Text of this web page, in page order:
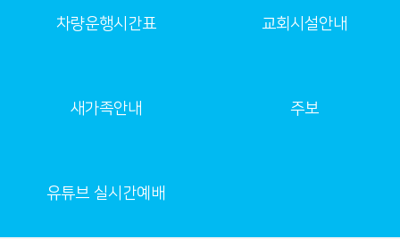
차량운행시간표 교회시설안내
새가족안내 주보
유튜브 실시간예배